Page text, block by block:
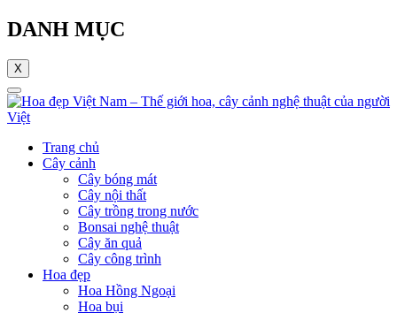
DANH MỤC
X
Trang chủ
Cây cảnh
Cây bóng mát
Cây nội thất
Cây trồng trong nước
Bonsai nghệ thuật
Cây ăn quả
Cây công trình
Hoa đẹp
Hoa Hồng Ngoại
Hoa bụi